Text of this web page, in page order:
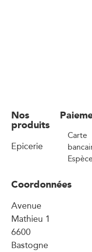
Nos
produits
Epicerie
Carte
Espèce
Coordonnées
Avenue
Mathieu 1
6600
Bastogne